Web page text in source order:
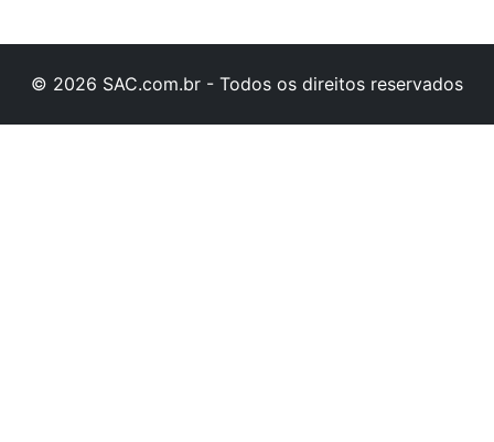
© 2026 SAC.com.br - Todos os direitos reservados